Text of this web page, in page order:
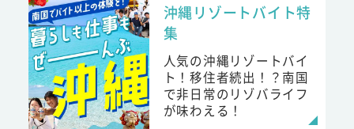
沖縄リゾートバイト特
集
人気の沖縄リゾートバイ
ト！移住者続出！？南国
で非日常のリゾバライフ
が味わえる！